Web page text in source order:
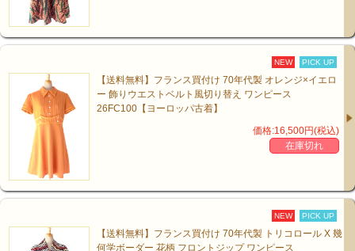
NEW PICK UP
【送料無料】フランス買付け 70年代製 オレンジ×イエロ
ー 飾りウエストベルト風切り替え ワンピース
26FC100【ヨーロッパ古着】
価格:16,500円(税込)
在庫切れ
NEW PICK UP
【送料無料】フランス買付け 70年代製 トリコロール X 幾
何学ボーダー 花柄 フロントジップ ワンピース